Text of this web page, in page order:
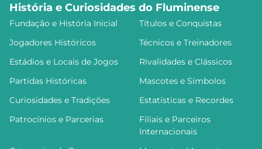
História e Curiosidades do Fluminense
Fundação e História Inicial
Títulos e Conquistas
Jogadores Históricos
Técnicos e Treinadores
Estádios e Locais de Jogos
Rivalidades e Clássicos
Partidas Históricas
Mascotes e Símbolos
Curiosidades e Tradições
Estatísticas e Recordes
Patrocínios e Parcerias
Filiais e Parceiros
Internacionais